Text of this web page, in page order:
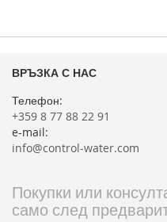
ВРЪЗКА С НАС
Телефон:
+359 8 77 88 22 91
e-mail:
info@control-water.com
Покупки или
само след